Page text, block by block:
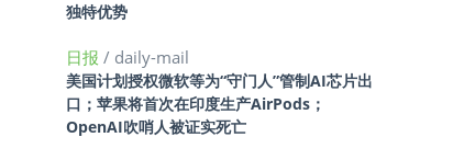
独特优势
日报 / daily-mail
美国计划授权微软等为“守门人”管制AI芯片出
口；苹果将首次在印度生产AirPods；
OpenAI吹哨人被证实死亡